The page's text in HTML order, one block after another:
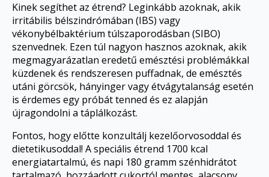
Kinek segíthet az étrend? Leginkább azoknak, akik
irritábilis bélszindrómában (IBS) vagy
vékonybélbaktérium túlszaporodásban (SIBO)
szenvednek. Ezen túl nagyon hasznos azoknak, akik
megmagyarázatlan eredetű emésztési problémákkal
küzdenek és rendszeresen puffadnak, de emésztés
utáni görcsök, hányinger vagy étvágytalanság esetén
is érdemes egy próbát tenned és ez alapján
újragondolni a táplálkozást.
Fontos, hogy előtte konzultálj kezelőorvosoddal és
dietetikusoddal! A speciális étrend 1700 kcal
energiatartalmú, és napi 180 gramm szénhidrátot